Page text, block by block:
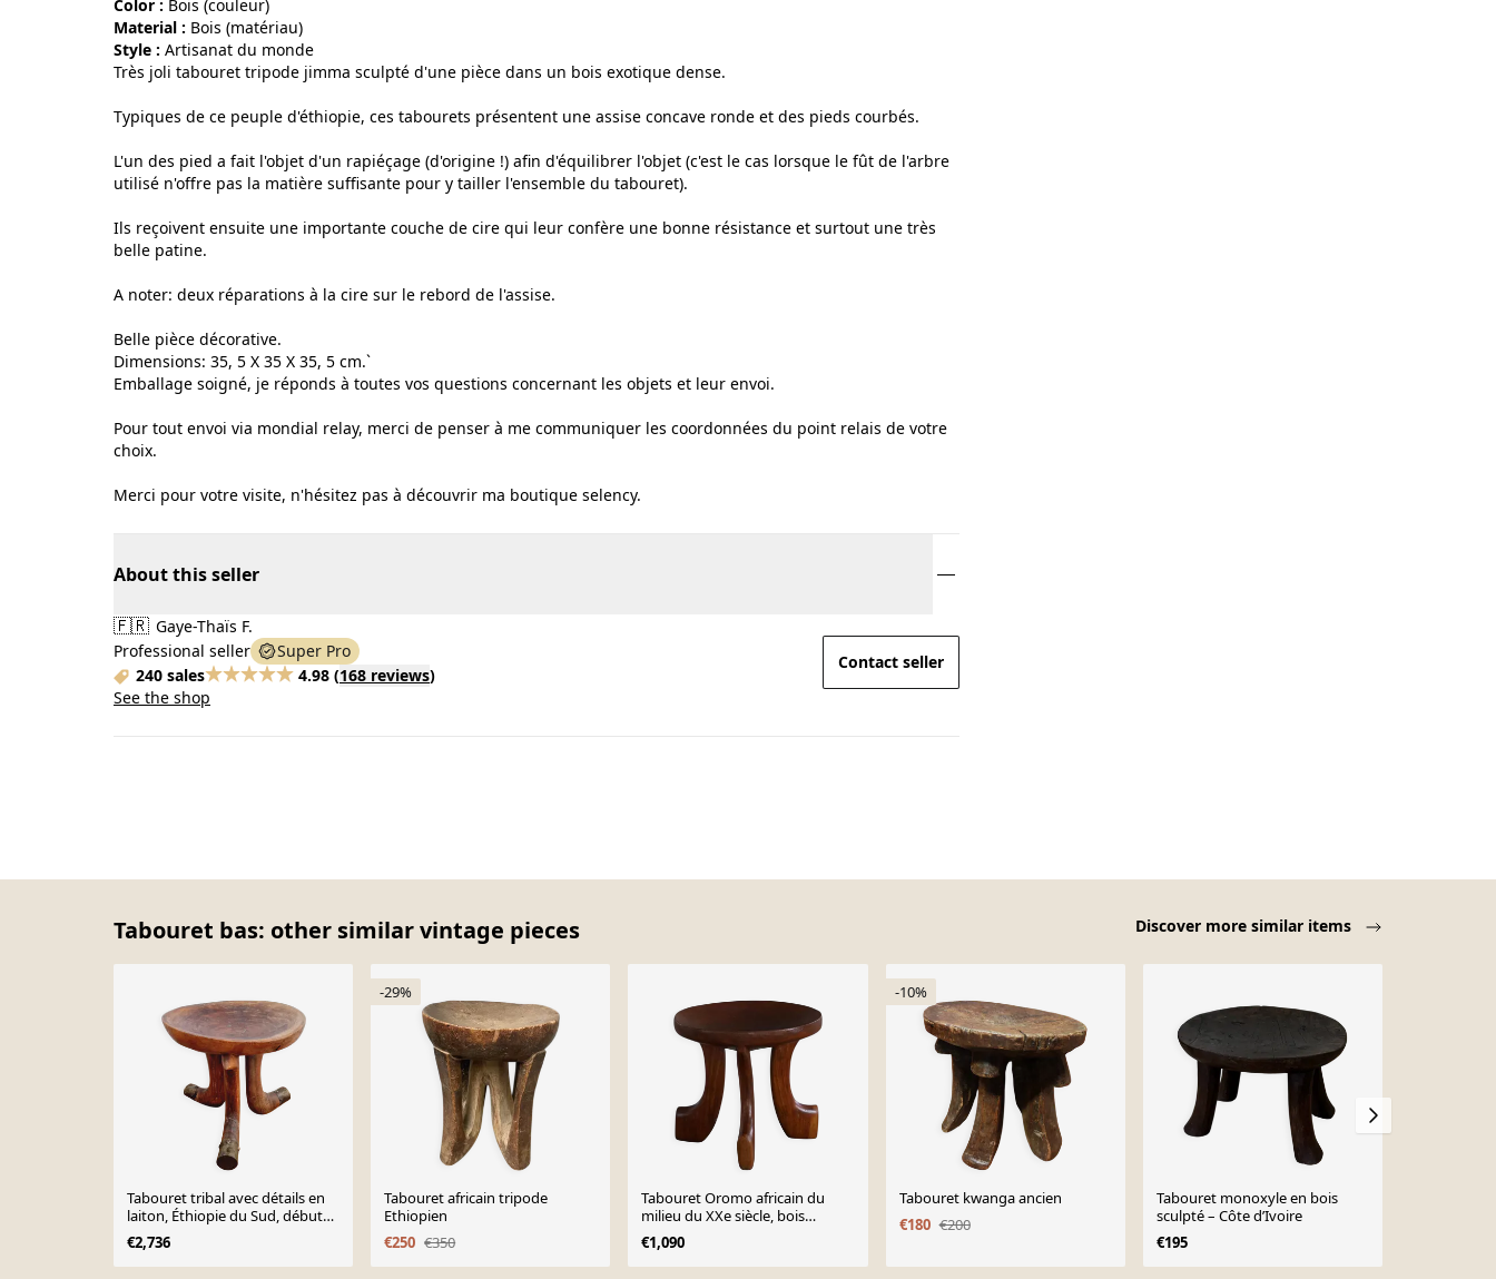
Color :
bois (couleur)
Material :
bois (matériau)
Style :
artisanat du monde
Très joli tabouret tripode jimma sculpté d'une pièce dans un bois exotique dense.
Typiques de ce peuple d'éthiopie, ces tabourets présentent une assise concave ronde et des pieds courbés.
L'un des pied a fait l'objet d'un rapiéçage (d'origine !) afin d'équilibrer l'objet (c'est le cas lorsque le fût de l'arbre
utilisé n'offre pas la matière suffisante pour y tailler l'ensemble du tabouret).
Ils reçoivent ensuite une importante couche de cire qui leur confère une bonne résistance et surtout une très
belle patine.
A noter: deux réparations à la cire sur le rebord de l'assise.
Belle pièce décorative.
Dimensions: 35, 5 X 35 X 35, 5 cm.`
Emballage soigné, je réponds à toutes vos questions concernant les objets et leur envoi.
Pour tout envoi via mondial relay, merci de penser à me communiquer les coordonnées du point relais de votre
choix.
Merci pour votre visite, n'hésitez pas à découvrir ma boutique selency.
About this seller
🇫🇷 Gaye-Thaïs F.
Professional seller
Super Pro
240 sales
4.98 (168 reviews)
See the shop
Contact seller
Tabouret bas: other similar vintage pieces Discover more similar items
Tabouret tribal avec détails en
laiton, Éthiopie du Sud, début
du 20e siècle
€2,736
-29%
Tabouret africain tripode
Ethiopien
€250 €350
Tabouret Oromo africain du
milieu du XXe siècle, bois
sculpté à la main, style tribal
€1,090
-10%
Tabouret kwanga ancien
€180 €200
Tabouret monoxyle en bois
sculpté – Côte d’Ivoire
€195